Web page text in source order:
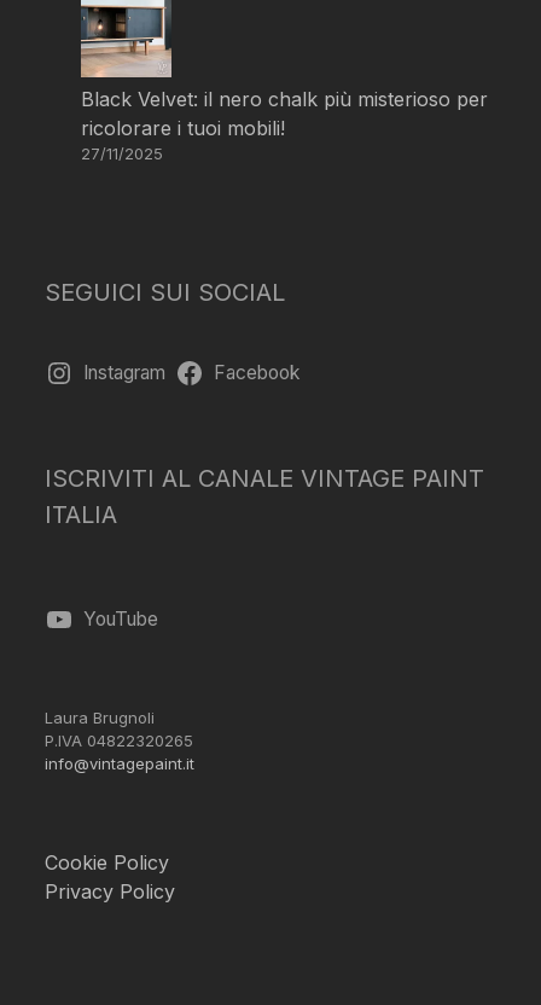
Black Velvet: il nero chalk più misterioso per
ricolorare i tuoi mobili!
27/11/2025
SEGUICI SUI SOCIAL
Instagram Facebook
ISCRIVITI AL CANALE VINTAGE PAINT
ITALIA
YouTube
Laura Brugnoli
P.IVA 04822320265
info@vintagepaint.it
Cookie Policy
Privacy Policy